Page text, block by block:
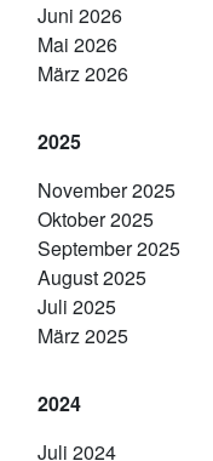
Juni 2026
Mai 2026
März 2026
2025
November 2025
Oktober 2025
September 2025
August 2025
Juli 2025
März 2025
2024
Juli 2024